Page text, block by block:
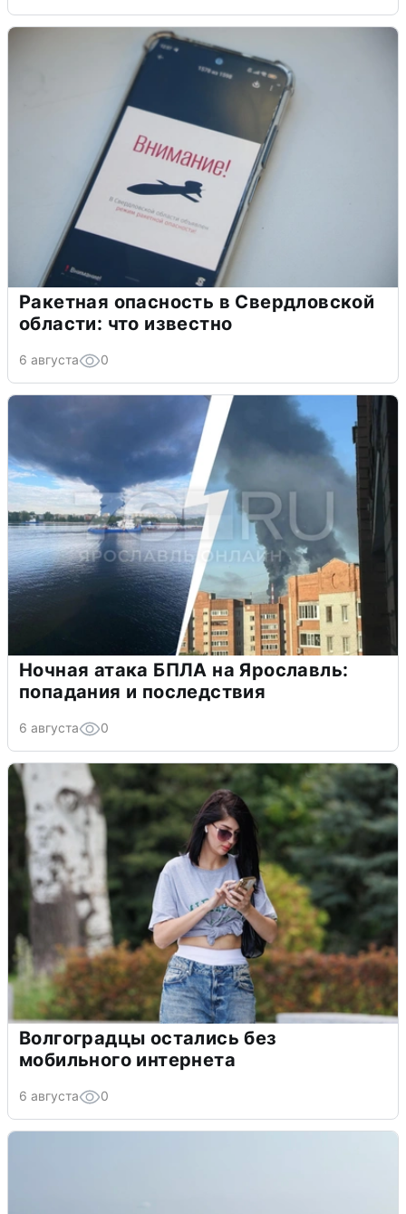
Ракетная опасность в Свердловской
области: что известно
6 августа 0
Ночная атака БПЛА на Ярославль:
попадания и последствия
6 августа 0
Волгоградцы остались без
мобильного интернета
6 августа 0